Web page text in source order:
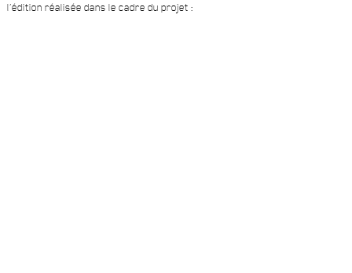
l’édition réalisée dans le cadre du projet :